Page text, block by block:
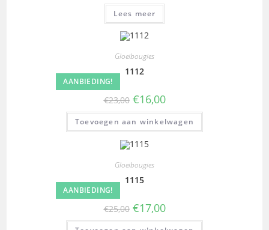
Lees meer
AANBIEDING!
Gloeibougies
1112
€23,00 €16,00
Toevoegen aan winkelwagen
AANBIEDING!
Gloeibougies
1115
€25,00 €17,00